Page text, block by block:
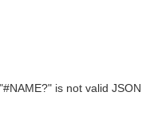
is not valid JSON